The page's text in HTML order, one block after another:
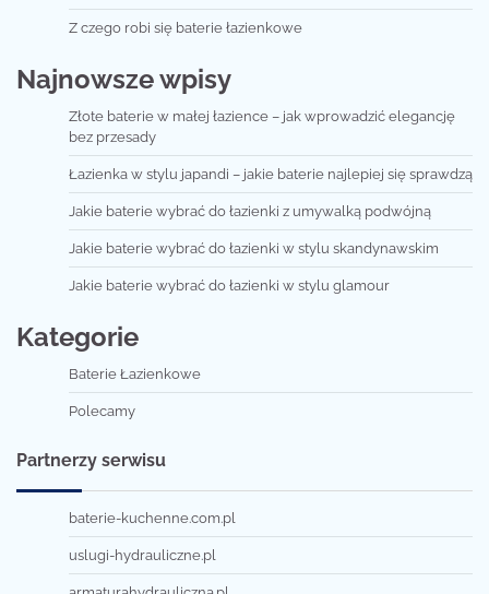
Z czego robi się baterie łazienkowe
Najnowsze wpisy
Złote baterie w małej łazience – jak wprowadzić elegancję
bez przesady
Łazienka w stylu japandi – jakie baterie najlepiej się sprawdzą
Jakie baterie wybrać do łazienki z umywalką podwójną
Jakie baterie wybrać do łazienki w stylu skandynawskim
Jakie baterie wybrać do łazienki w stylu glamour
Kategorie
Baterie Łazienkowe
Polecamy
Partnerzy serwisu
baterie-kuchenne.com.pl
uslugi-hydrauliczne.pl